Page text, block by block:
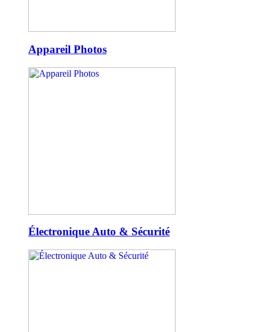
Appareil Photos
Électronique Auto & Sécurité